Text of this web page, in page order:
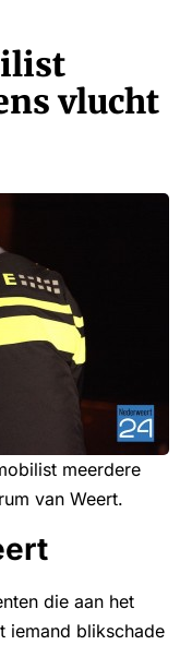
vlucht
meerdere
van Weert.
die aan het
iemand blikschade